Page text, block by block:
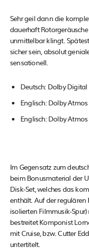
Sehr geil dann die
dauerhaft
unmittelbar klingt.
sicher sein, absolut
sensationell.
Deutsch: Dolby Digital
Englisch: Dolby
Englisch: Dolby
Im Gegensatz zum
beim Bonusmaterial der
Disk-Set, welches das
enthält. Auf der
isolierten Filmmusik-
bestreitet Komponist
mit Cruise, bzw. Cutter
untertitelt.